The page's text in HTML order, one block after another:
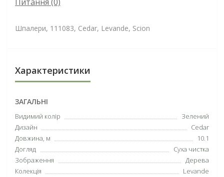
Шпалери, 111083, Cedar, Levande, Scion
Характеристики
ЗАГАЛЬНІ
Видимий колір
Зелений
Дизайн
Cedar
Довжина, м
10.1
Догляд
Суха чистка
Зображення
Дерева
Колекція
Levande